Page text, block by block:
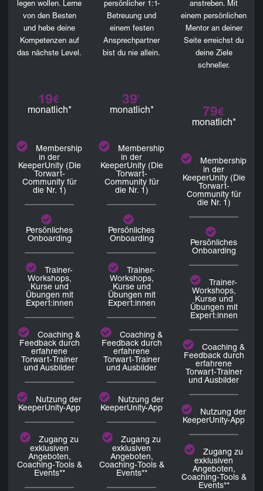
legen wollen. Lerne
von den Besten
und hebe deine
Kompetenzen auf
das nächste Level.
19€
monatlich*
Membership
in der
KeeperUnity (Die
Torwart-
Community für
die Nr. 1)
Persönliches
Onboarding
Trainer-
Workshops,
Kurse und
Übungen mit
Expert:innen
Coaching &
Feedback durch
erfahrene
Torwart-Trainer
und Ausbilder
Nutzung der
KeeperUnity-App
Zugang zu
exklusiven
Angeboten,
Coaching-Tools &
Events**
persönlicher 1:1-
Betreuung und
einem festen
Ansprechpartner
bist du nie allein.
39€
monatlich*
Membership
in der
KeeperUnity (Die
Torwart-
Community für
die Nr. 1)
Persönliches
Onboarding
Trainer-
Workshops,
Kurse und
Übungen mit
Expert:innen
Coaching &
Feedback durch
erfahrene
Torwart-Trainer
und Ausbilder
Nutzung der
KeeperUnity-App
Zugang zu
exklusiven
Angeboten,
Coaching-Tools &
Events**
anstreben. Mit
einem persönlichen
Mentor an deiner
Seite erreichst du
deine Ziele
schneller.
79€
monatlich*
Membership
in der
KeeperUnity (Die
Torwart-
Community für
die Nr. 1)
Persönliches
Onboarding
Trainer-
Workshops,
Kurse und
Übungen mit
Expert:innen
Coaching &
Feedback durch
erfahrene
Torwart-Trainer
und Ausbilder
Nutzung der
KeeperUnity-App
Zugang zu
exklusiven
Angeboten,
Coaching-Tools &
Events**